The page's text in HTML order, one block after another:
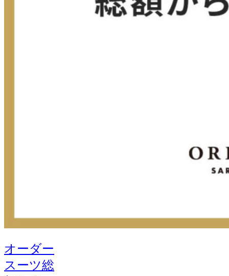
オーダー
スーツ総